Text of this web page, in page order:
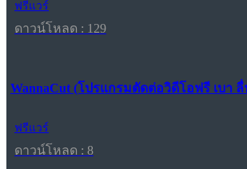
ฟรีแวร์
ดาวน์โหลด : 129
WannaCut (โปรแกรมตัดต่อวิดีโอฟรี เบา
ฟรีแวร์
ดาวน์โหลด : 8